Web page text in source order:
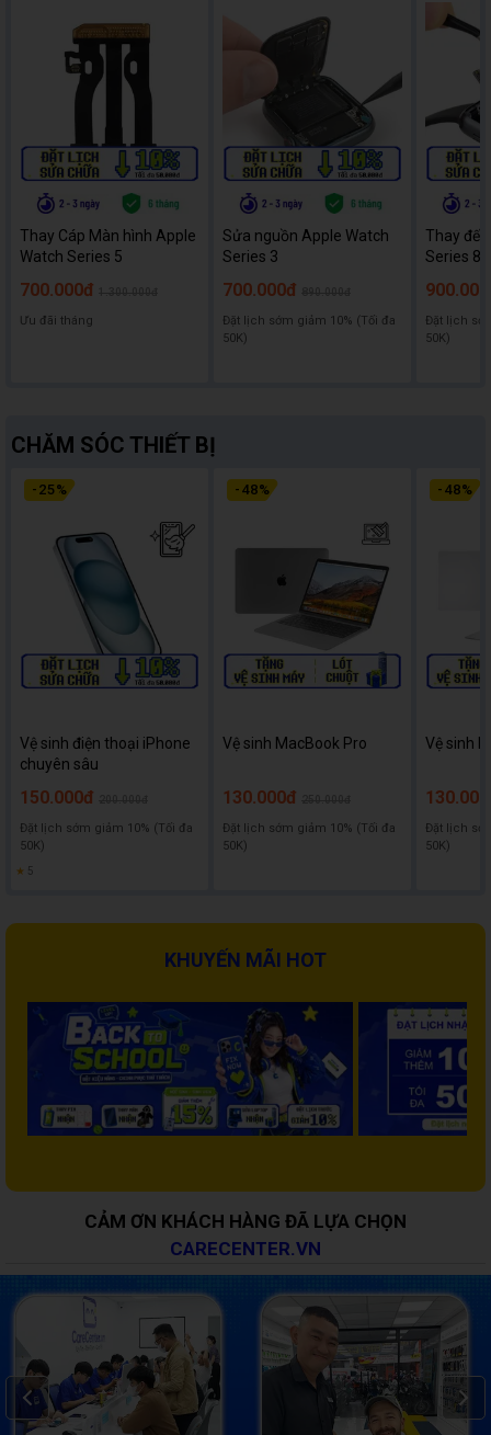
Thay Cáp Màn hình Apple
Watch Series 5
700.000đ
Ưu đãi tháng
Sửa nguồn Apple Watch
Series 3
700.000đ
Đặt lịch sớm giảm 10% (Tối đa
50K)
Thay đế
Series 8
Đặt lịch
50K)
CHĂM SÓC THIẾT BỊ
- 25%
Vệ sinh điện thoại iPhone
chuyên sâu
150.000đ
Đặt lịch sớm giảm 10% (Tối đa
50K)
★ 5
- 48%
Vệ sinh MacBook Pro
130.000đ
Đặt lịch sớm giảm 10% (Tối đa
50K)
- 48%
Vệ sinh
Đặt lịch
50K)
KHUYẾN MÃI HOT
CẢM ƠN KHÁCH HÀNG ĐÃ LỰA CHỌN
CARECENTER.VN
Next
Prev